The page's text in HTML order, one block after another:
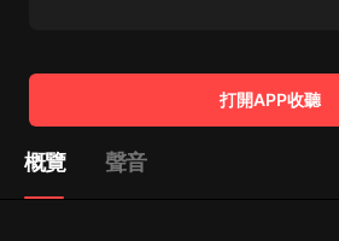
打開APP收聽
概覽 聲音